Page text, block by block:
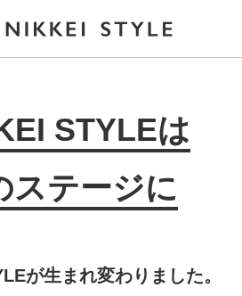
STYLEは
ステージに
が生まれ変わりました。